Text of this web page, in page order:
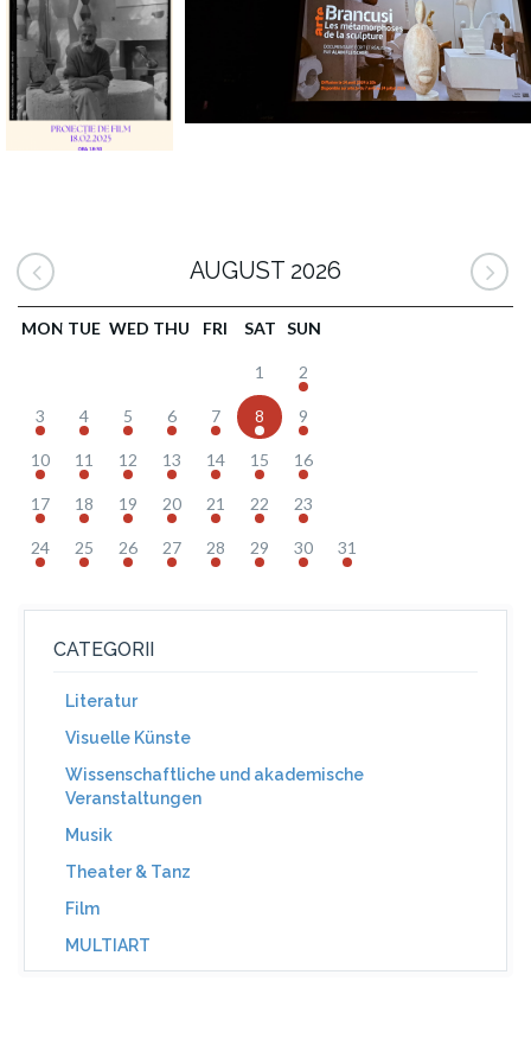
AUGUST 2026
MON TUE WED THU FRI SAT SUN
1 2
3 4 5 6 7 8 9
10 11 12 13 14 15 16
17 18 19 20 21 22 23
24 25 26 27 28 29 30 31
CATEGORII
Literatur
Visuelle Künste
Wissenschaftliche und akademische
Veranstaltungen
Musik
Theater & Tanz
Film
MULTIART